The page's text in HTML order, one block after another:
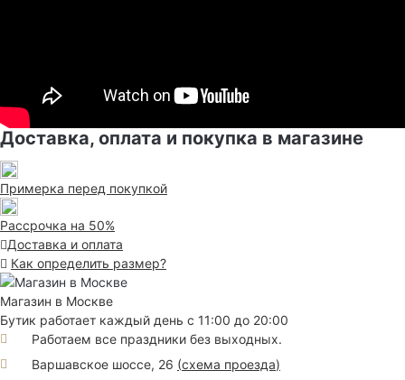
Доставка, оплата и покупка в магазине
Примерка перед покупкой
Рассрочка на 50%
Доставка и оплата
Как определить размер?
Магазин в Москве
Бутик работает каждый день с 11:00 до 20:00
Работаем все праздники без выходных.
Варшавское шоссе, 26 (схема проезда)